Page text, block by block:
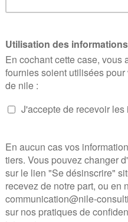
L’ASCO est,
rapport avec la
traitements.
qui a fait
médecine ou les
thérapeutique
celui
patient 6 mois
Alain Perez,
l’honneur de
à8h30auSir
nous autour de la